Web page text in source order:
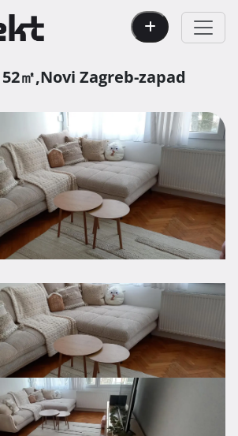
52㎡,Novi Zagreb-zapad